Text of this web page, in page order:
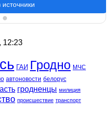
12:23
ГАИ Гродно МЧС
автоновости белорус
гродненцы милиция
происшествие транспорт